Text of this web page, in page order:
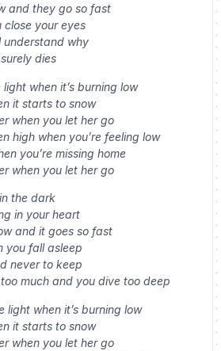
and they go so fast
close your eyes
understand why
dies
when it’s burning low
it starts to snow
when you let her go
high when you’re feeling low
you’re missing home
when you let her go
the dark
in your heart
and it goes so fast
you fall asleep
never to keep
much and you dive too deep
light when it’s burning low
it starts to snow
when you let her go